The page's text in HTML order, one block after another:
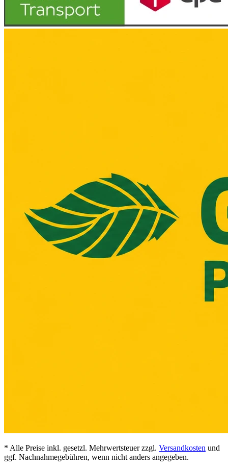
* Alle Preise inkl. gesetzl. Mehrwertsteuer zzgl. Versandkosten und
ggf. Nachnahmegebühren, wenn nicht anders angegeben.